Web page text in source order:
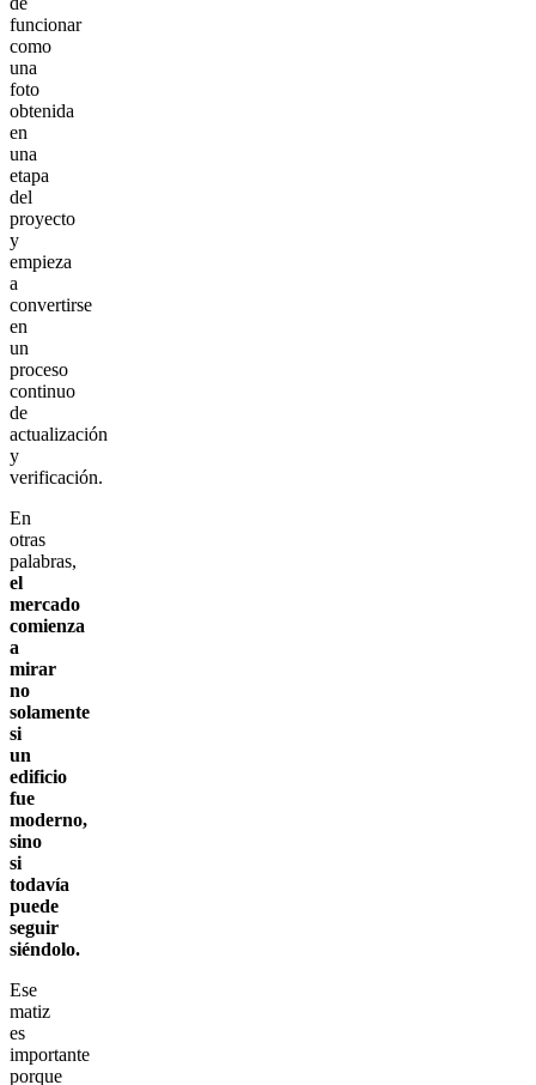
funcionar
como
una
foto
obtenida
en
una
etapa
del
proyecto
y
empieza
a
convertirse
en
un
proceso
continuo
de
actualización
y
verificación.
En
otras
palabras,
el
mercado
comienza
a
mirar
no
solamente
si
un
edificio
fue
moderno,
sino
si
todavía
puede
seguir
siéndolo.
Ese
matiz
es
importante
porque